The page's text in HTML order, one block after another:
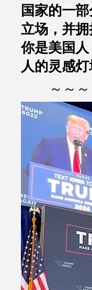
国家的一
立场，并拥
你是美国人
人的灵感灯
～～